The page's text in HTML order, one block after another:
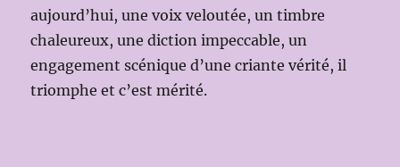
aujourd’hui, une voix veloutée, un timbre
chaleureux, une diction impeccable, un
engagement scénique d’une criante vérité, il
triomphe et c’est mérité.